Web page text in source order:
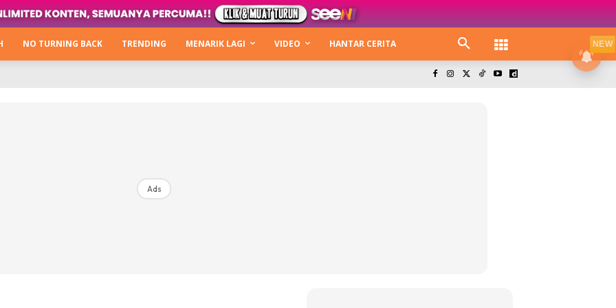
Hijabista
Next Level
NO TURNING BACK TRENDING MENARIK LAGI VIDEO HANTAR CERITA
Ads
NEW